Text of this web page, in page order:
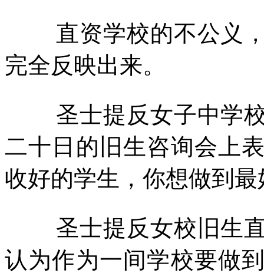
直资学校的不公义
完全反映出来。
圣士提反女子中学
二十日的旧生咨询会上
收好的学生，你想做到最
圣士提反女校旧生
认为作为一间学校要做